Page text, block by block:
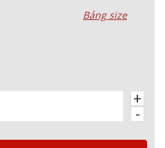
Bảng size
-
+